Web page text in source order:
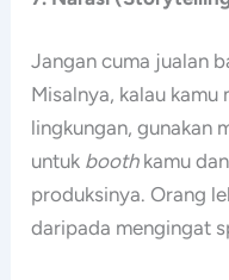
Jangan cuma jualan
Misalnya, kalau
lingkungan, gunakan
untuk boothkamu
produksinya. Orang
daripada mengingat